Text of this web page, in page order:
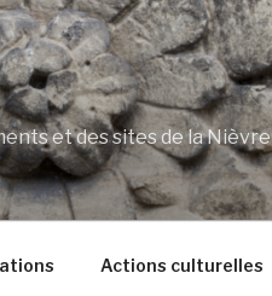
et des sites de la Nièvre
Actions culturelles